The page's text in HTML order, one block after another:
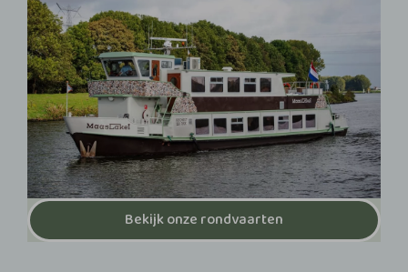
Bekijk onze rondvaarten